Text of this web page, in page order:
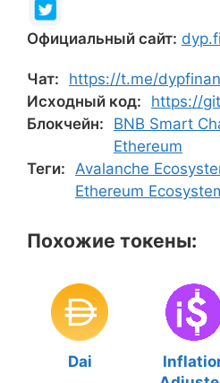
Официальный сайт:
Чат:
https://t.me/
Исходный код:
https://
Блокчейн:
BNB Smart
Ethereum
Теги: Avalanche
Ethereum
Похожие токены:
Dai